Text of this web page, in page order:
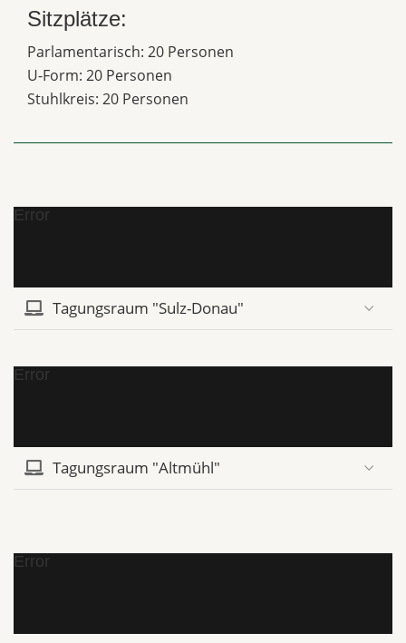
Sitzplätze:
Parlamentarisch: 20 Personen
U-Form: 20 Personen
Stuhlkreis: 20 Personen
Error
Tagungsraum "Sulz-Donau"
Error
Tagungsraum "Altmühl"
Error